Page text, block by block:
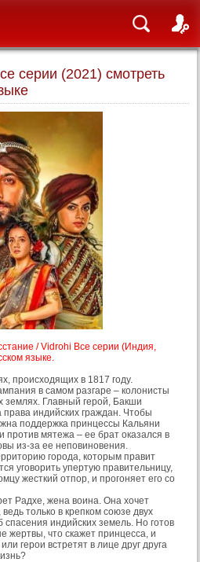
серии (2021) смотреть
/ Vidrohi Все серии (Индия,
языке.
происходящих в 1817 году.
в самом разгаре – колонисты
землях. Главный герой, Бакши
индийских граждан. Чтобы
поддержка принцессы Кальяни
против мятежа – ее брат оказался в
из-за ее неповиновения.
города, которым правит
уговорить упертую правительницу,
жесткий отпор, и прогоняет его со
Радхе, жена воина. Она хочет
только в крепком союзе двух
индийских земель. Но готов
жертвы, что скажет принцесса, и
герои встретят в лице друг друга